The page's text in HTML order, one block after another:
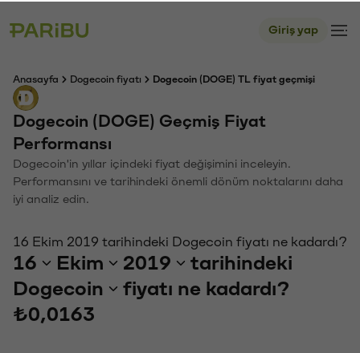
Giriş yap
Anasayfa Dogecoin fiyatı Dogecoin (DOGE) TL fiyat geçmişi
Dogecoin (DOGE) Geçmiş Fiyat
Performansı
Dogecoin'in yıllar içindeki fiyat değişimini inceleyin.
Performansını ve tarihindeki önemli dönüm noktalarını daha
iyi analiz edin.
16 Ekim 2019 tarihindeki Dogecoin fiyatı ne kadardı?
16 Ekim 2019
tarihindeki
Dogecoin
fiyatı ne kadardı?
₺0,0163